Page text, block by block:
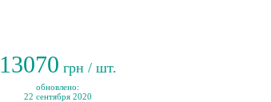
13070 грн / шт.
обновлено:
22 сентября 2020